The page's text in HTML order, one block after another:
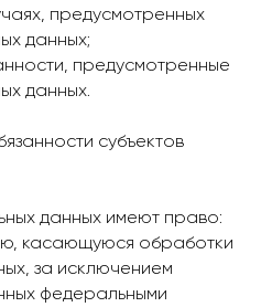
предусмотренных
данных;
предусмотренные
данных.
субъектов
данных имеют право:
касающуюся обработки
за исключением
федеральными